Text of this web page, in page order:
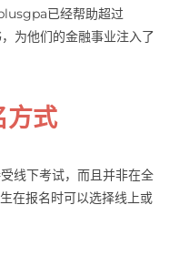
已经帮助超过
为他们的金融事业注入了
方式
线下考试，而且并非在全
在报名时可以选择线上或